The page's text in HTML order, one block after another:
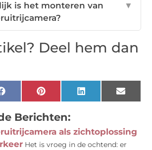
is het monteren van
▼
Deel hem dan
FacebookPinterestLinkedIn Email
Berichten:
als zichtoplossing
Het is vroeg in de ochtend: er